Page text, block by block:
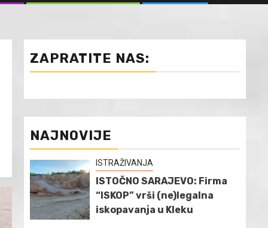
ZAPRATITE NAS:
NAJNOVIJE
ISTRAŽIVANJA
ISTOČNO SARAJEVO: Firma
“ISKOP” vrši (ne)legalna
iskopavanja u Kleku